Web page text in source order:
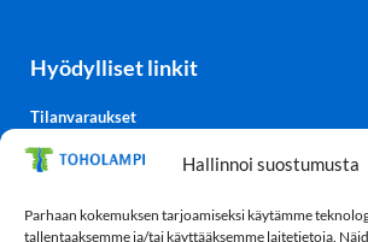
Hallinnoi suostumusta
Parhaan kokemuksen tarjoamiseksi käytämme
tallentaaksemme ja/tai käyttääksemme laitetietoja.
Hyödylliset linkit
Tilanvaraukset
Kulttuurisali-TV
Säätiedot
TohoTube